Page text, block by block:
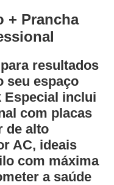
+ Prancha
resultados
seu espaço
Especial inclui
com placas
de alto
AC, ideais
com máxima
a saúde